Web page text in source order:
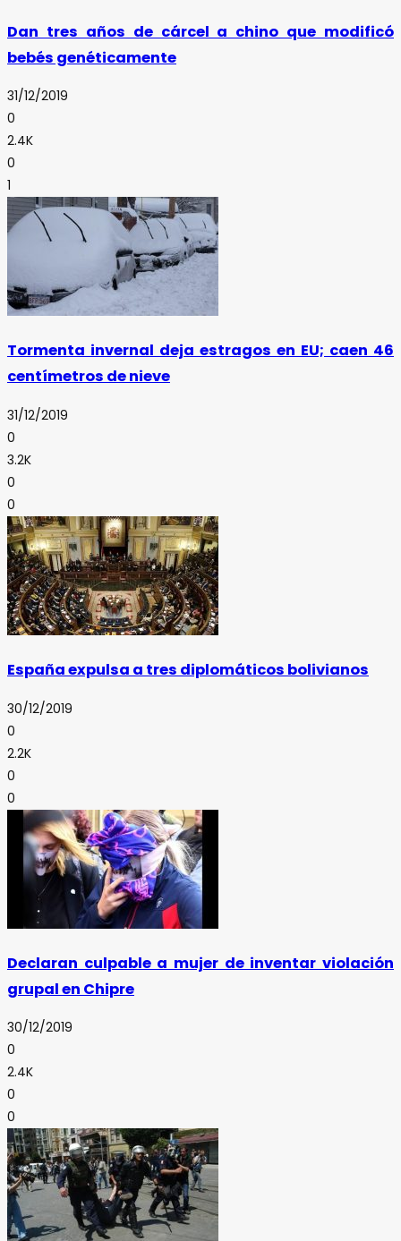
Dan tres años de cárcel a chino que modificó
bebés genéticamente
31/12/2019
0
2.4K
0
1
Tormenta invernal deja estragos en EU; caen 46
centímetros de nieve
31/12/2019
0
3.2K
0
0
España expulsa a tres diplomáticos bolivianos
30/12/2019
0
2.2K
0
0
Declaran culpable a mujer de inventar violación
grupal en Chipre
30/12/2019
0
2.4K
0
0